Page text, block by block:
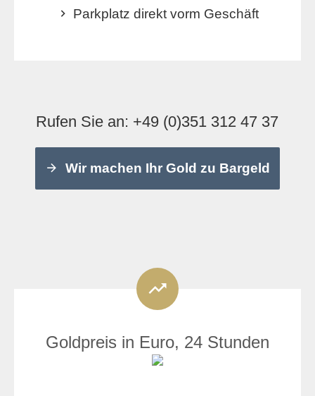
Parkplatz direkt vorm Geschäft
Rufen Sie an: +49 (0)351 312 47 37
Wir machen Ihr Gold zu Bargeld
Goldpreis in Euro, 24 Stunden